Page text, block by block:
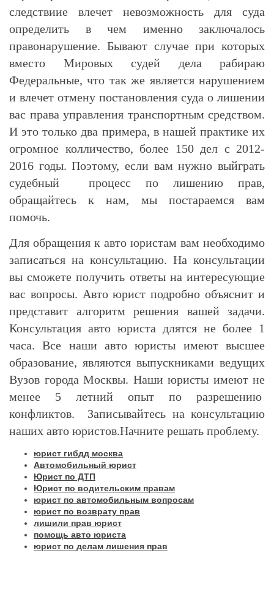
следствиие влечет невозможность для суда
определить в чем именно заключалось
правонарушение. Бывают случае при которых
вместо Мировых судей дела рабираю
Федеральные, что так же является нарушением
и влечет отмену постановления суда о лишении
вас права управления транспортным средством.
И это только два примера, в нашей практике их
огромное колличество, более 150 дел с 2012-
2016 годы. Поэтому, если вам нужно выйграть
судебный процесс по лишению прав,
обращайтесь к нам, мы постараемся вам
помочь.
Для обращения к авто юристам вам необходимо
записаться на консультацию. На консультации
вы сможете получить ответы на интересующие
вас вопросы. Авто юрист подробно объяснит и
представит алгоритм решения вашей задачи.
Консультация авто юриста длятся не более 1
часа. Все наши авто юристы имеют высшее
образование, являются выпускниками ведущих
Вузов города Москвы. Наши юристы имеют не
менее 5 летний опыт по разрешению
конфликтов. Записывайтесь на консультацию
наших авто юристов.Начните решать проблему.
юрист гибдд москва
Автомобильный юрист
Юрист по ДТП
Юрист по водительским правам
юрист по автомобильным вопросам
юрист по возврату прав
лишили прав юрист
помощь авто юриста
юрист по делам лишения прав